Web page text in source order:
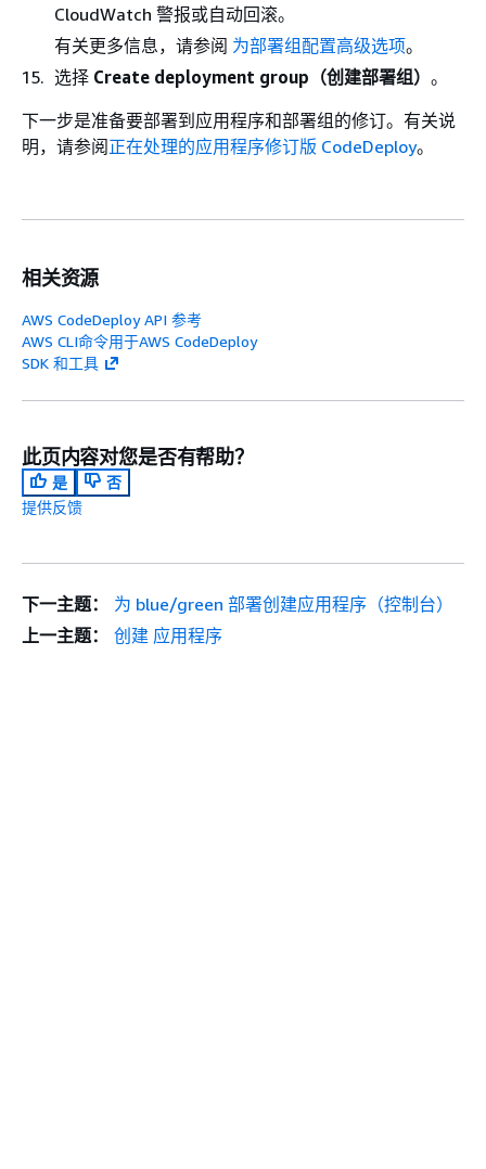
CloudWatch 警报或自动回滚。
有关更多信息，请参阅 为部署组配置高级选项。
选择 Create deployment group（创建部署组） 。
下一步是准备要部署到应用程序和部署组的修订。有关说
明，请参阅正在处理的应用程序修订版 CodeDeploy。
相关资源
AWS CodeDeploy API 参考
AWS CLI命令用于AWS CodeDeploy
SDK 和工具
此页内容对您是否有帮助？
是
否
提供反馈
下一主题：
为 blue/green 部署创建应用程序（控制台）
上一主题：
创建 应用程序